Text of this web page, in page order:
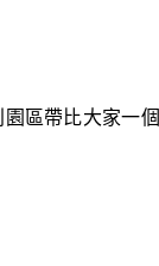
區帶比大家